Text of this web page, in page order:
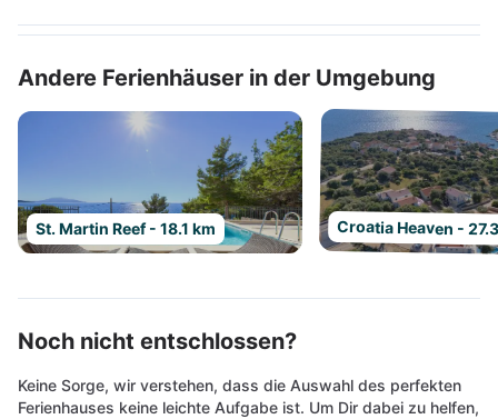
Andere Ferienhäuser in der Umgebung
St. Martin Reef - 18.1 km Croatia Heaven -
Noch nicht entschlossen?
Keine Sorge, wir verstehen, dass die Auswahl des perfekten
Ferienhauses keine leichte Aufgabe ist. Um Dir dabei zu helfen,